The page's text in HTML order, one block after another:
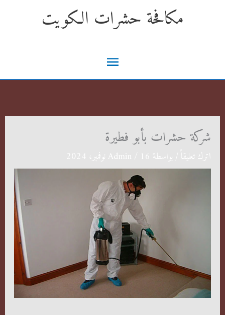
مكافحة حشرات الكويت
القائمة
الرئيسية
شركة حشرات بأبو فطيرة
اترك تعليقاً / بواسطة Admin 16 نوفمبر، 2024